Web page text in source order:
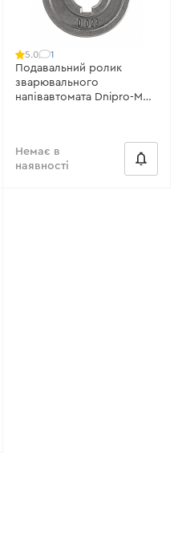
5.0 1
Подавальний ролик
зварювального
напівавтомата Dnipro-M
Немає в
наявності